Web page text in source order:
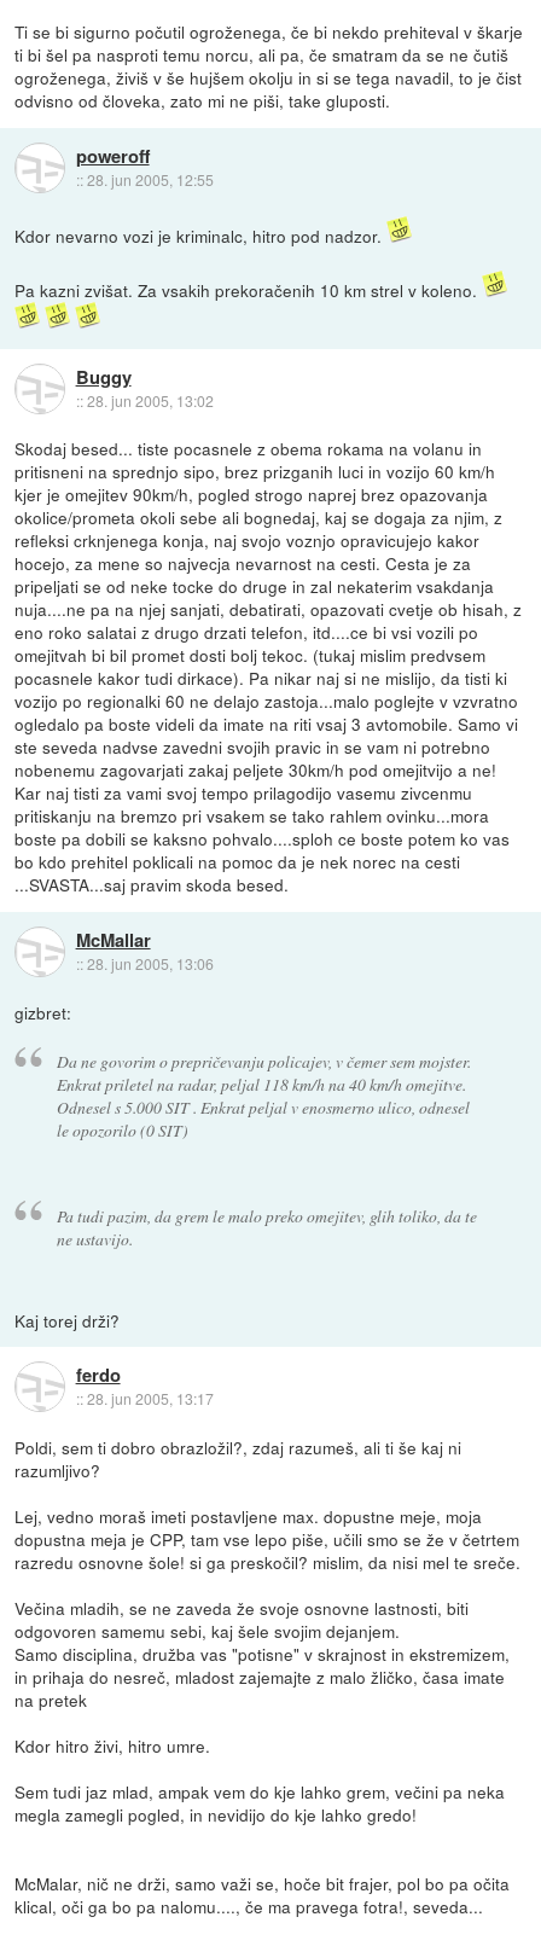
Ti se bi sigurno počutil ogroženega, če bi nekdo prehiteval v škarje
ti bi šel pa nasproti temu norcu, ali pa, če smatram da se ne čutiš
ogroženega, živiš v še hujšem okolju in si se tega navadil, to je čist
odvisno od človeka, zato mi ne piši, take gluposti.
poweroff
::28. jun 2005, 12:55
Kdor nevarno vozi je kriminalc, hitro pod nadzor.
Pa kazni zvišat. Za vsakih prekoračenih 10 km strel v koleno.
Buggy
::28. jun 2005, 13:02
Skodaj besed... tiste pocasnele z obema rokama na volanu in
pritisneni na sprednjo sipo, brez prizganih luci in vozijo 60 km/h
kjer je omejitev 90km/h, pogled strogo naprej brez opazovanja
okolice/prometa okoli sebe ali bognedaj, kaj se dogaja za njim, z
refleksi crknjenega konja, naj svojo voznjo opravicujejo kakor
hocejo, za mene so najvecja nevarnost na cesti. Cesta je za
pripeljati se od neke tocke do druge in zal nekaterim vsakdanja
nuja....ne pa na njej sanjati, debatirati, opazovati cvetje ob hisah, z
eno roko salatai z drugo drzati telefon, itd....ce bi vsi vozili po
omejitvah bi bil promet dosti bolj tekoc. (tukaj mislim predvsem
pocasnele kakor tudi dirkace). Pa nikar naj si ne mislijo, da tisti ki
vozijo po regionalki 60 ne delajo zastoja...malo poglejte v vzvratno
ogledalo pa boste videli da imate na riti vsaj 3 avtomobile. Samo vi
ste seveda nadvse zavedni svojih pravic in se vam ni potrebno
nobenemu zagovarjati zakaj peljete 30km/h pod omejitvijo a ne!
Kar naj tisti za vami svoj tempo prilagodijo vasemu zivcenmu
pritiskanju na bremzo pri vsakem se tako rahlem ovinku...mora
boste pa dobili se kaksno pohvalo....sploh ce boste potem ko vas
bo kdo prehitel poklicali na pomoc da je nek norec na cesti
...SVASTA...saj pravim skoda besed.
McMallar
::28. jun 2005, 13:06
gizbret:
Da ne govorim o prepričevanju policajev, v čemer sem mojster.
Enkrat priletel na radar, peljal 118 km/h na 40 km/h omejitve.
Odnesel s 5.000 SIT . Enkrat peljal v enosmerno ulico, odnesel
le opozorilo (0 SIT)
Pa tudi pazim, da grem le malo preko omejitev, glih toliko, da te
ne ustavijo.
Kaj torej drži?
ferdo
::28. jun 2005, 13:17
Poldi, sem ti dobro obrazložil?, zdaj razumeš, ali ti še kaj ni
razumljivo?
Lej, vedno moraš imeti postavljene max. dopustne meje, moja
dopustna meja je CPP, tam vse lepo piše, učili smo se že v četrtem
razredu osnovne šole! si ga preskočil? mislim, da nisi mel te sreče.
Večina mladih, se ne zaveda že svoje osnovne lastnosti, biti
odgovoren samemu sebi, kaj šele svojim dejanjem.
Samo disciplina, družba vas "potisne" v skrajnost in ekstremizem,
in prihaja do nesreč, mladost zajemajte z malo žličko, časa imate
na pretek
Kdor hitro živi, hitro umre.
Sem tudi jaz mlad, ampak vem do kje lahko grem, večini pa neka
megla zamegli pogled, in nevidijo do kje lahko gredo!
McMalar, nič ne drži, samo važi se, hoče bit frajer, pol bo pa očita
klical, oči ga bo pa nalomu...., če ma pravega fotra!, seveda...